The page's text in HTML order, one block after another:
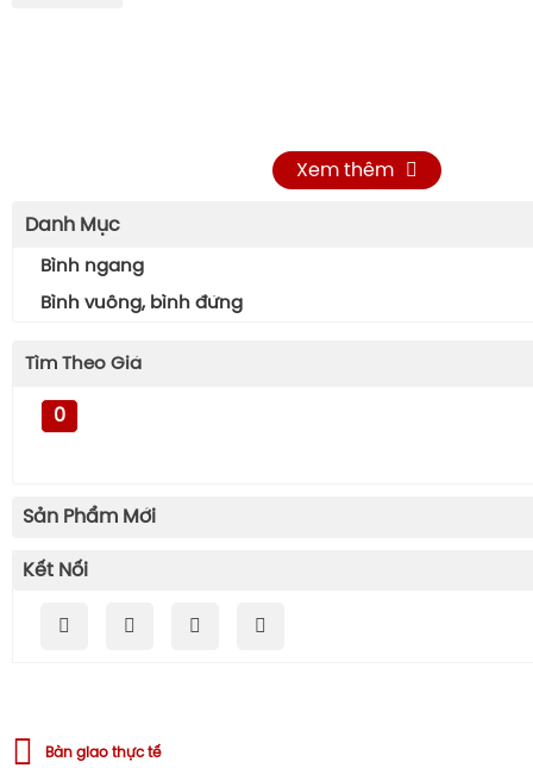
Xem thêm
Danh Mục
Bình ngang
Bình vuông, bình đứng
Tìm Theo Giá
0
Sản Phẩm Mới
Kết Nối
Bàn giao thực tế